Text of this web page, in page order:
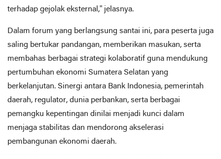
terhadap gejolak eksternal,” jelasnya.
Dalam forum yang berlangsung santai ini, para peserta juga
saling bertukar pandangan, memberikan masukan, serta
membahas berbagai strategi kolaboratif guna mendukung
pertumbuhan ekonomi Sumatera Selatan yang
berkelanjutan. Sinergi antara Bank Indonesia, pemerintah
daerah, regulator, dunia perbankan, serta berbagai
pemangku kepentingan dinilai menjadi kunci dalam
menjaga stabilitas dan mendorong akselerasi
pembangunan ekonomi daerah.